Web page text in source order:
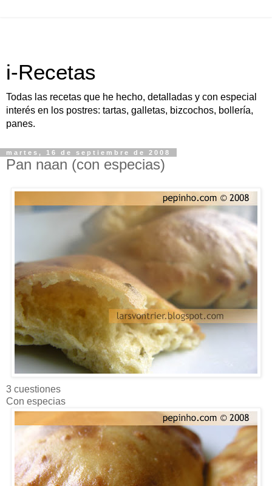
i-Recetas
Todas las recetas que he hecho, detalladas y con especial
interés en los postres: tartas, galletas, bizcochos, bollería,
panes.
martes, 16 de septiembre de 2008
Pan naan (con especias)
3 cuestiones
Con especias